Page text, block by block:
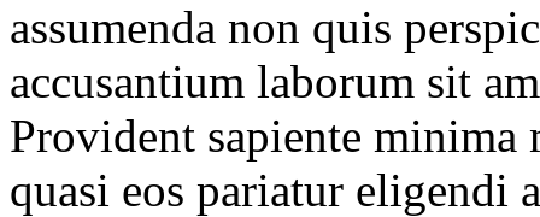
assumenda non quis
accusantium laborum sit
Provident sapiente
quasi eos pariatur eligendi